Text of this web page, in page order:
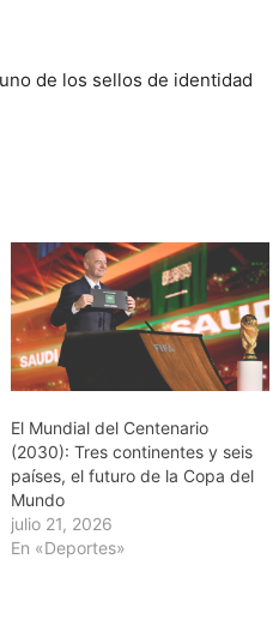
de los sellos de identidad
El Mundial del Centenario
(2030): Tres continentes y seis
países, el futuro de la Copa del
Mundo
julio 21, 2026
En «Deportes»